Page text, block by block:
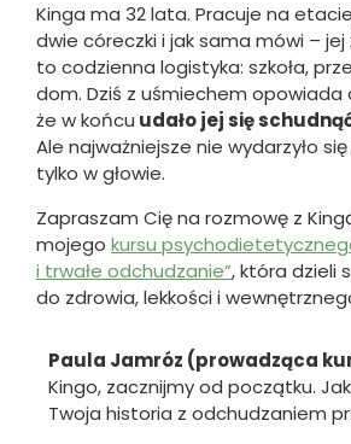
Kinga ma 32 lata. Pracuje na
dwie córeczki i jak sama mówi – jej
to codzienna logistyka: szkoła,
dom. Dziś z uśmiechem opowiada
że w końcu udało jej się
Ale najważniejsze nie wydarzyło
tylko w głowie.
Zapraszam Cię na rozmowę z
mojego kursu
i trwałe odchudzanie”, która dzieli
do zdrowia, lekkości i
Paula Jamróz (prowadząca
Kingo, zacznijmy od początku.
Twoja historia z odchudzaniem